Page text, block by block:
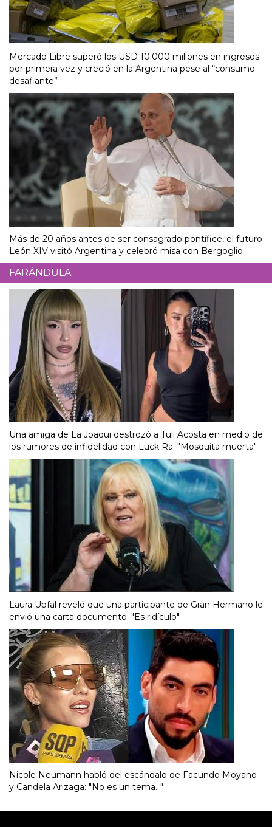
Mercado Libre superó los USD 10.000 millones en ingresos
por primera vez y creció en la Argentina pese al “consumo
desafiante”
Más de 20 años antes de ser consagrado pontífice, el futuro
León XIV visitó Argentina y celebró misa con Bergoglio
FARÁNDULA
Una amiga de La Joaqui destrozó a Tuli Acosta en medio de
los rumores de infidelidad con Luck Ra: "Mosquita muerta"
Laura Ubfal reveló que una participante de Gran Hermano le
envió una carta documento: "Es ridículo"
Nicole Neumann habló del escándalo de Facundo Moyano
y Candela Arizaga: "No es un tema..."